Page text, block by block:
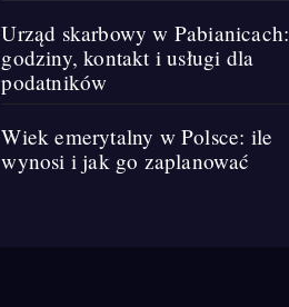
Urząd skarbowy w Pabianicach:
godziny, kontakt i usługi dla
podatników
Wiek emerytalny w Polsce: ile
wynosi i jak go zaplanować